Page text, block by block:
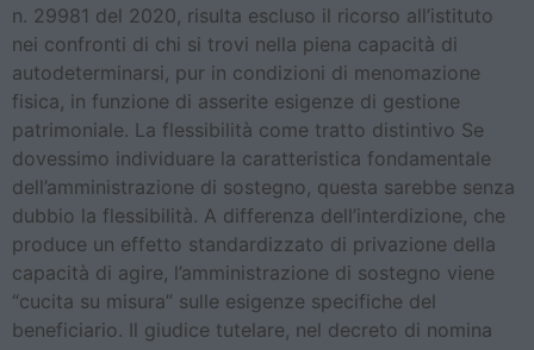
n. 29981 del 2020, risulta escluso il ricorso all’istituto
nei confronti di chi si trovi nella piena capacità di
autodeterminarsi, pur in condizioni di menomazione
fisica, in funzione di asserite esigenze di gestione
patrimoniale. La flessibilità come tratto distintivo Se
dovessimo individuare la caratteristica fondamentale
dell’amministrazione di sostegno, questa sarebbe senza
dubbio la flessibilità. A differenza dell’interdizione, che
produce un effetto standardizzato di privazione della
capacità di agire, l’amministrazione di sostegno viene
“cucita su misura” sulle esigenze specifiche del
beneficiario. Il giudice tutelare, nel decreto di nomina